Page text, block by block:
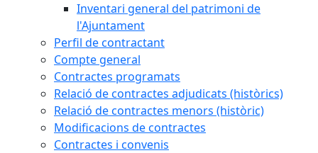
Inventari general del patrimoni de
l'Ajuntament
Perfil de contractant
Compte general
Contractes programats
Relació de contractes adjudicats (històrics)
Relació de contractes menors (històric)
Modificacions de contractes
Contractes i convenis